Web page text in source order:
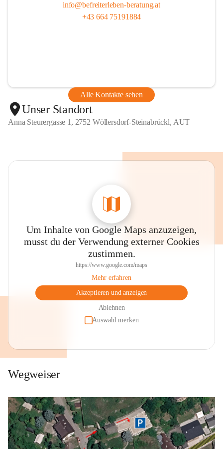
info@befreiterleben-beratung.at
+43 664 75191884
Alle Kontakte sehen
Unser Standort
Anna Steurergasse 1, 2752 Wöllersdorf-Steinabrückl, AUT
Um Inhalte von Google Maps anzuzeigen,
musst du der Verwendung externer Cookies
zustimmen.
https://www.google.com/maps
Mehr erfahren
Akzeptieren und anzeigen
Ablehnen
Auswahl merken
Wegweiser